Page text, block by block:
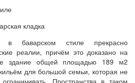
кладка
в баварском стиле прекрасно
реалии, причём это доказано на
здание общей площадью 189 м2
для большой семьи, которая не
Пространства в таком